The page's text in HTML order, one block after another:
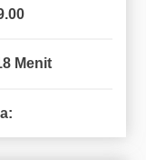
Menit